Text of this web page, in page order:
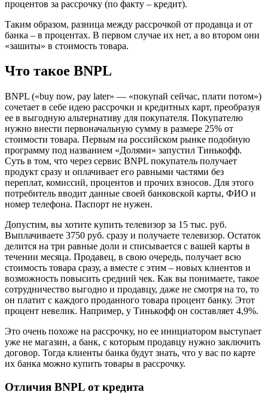
процентов за рассрочку (по факту – кредит).
Таким образом, разница между рассрочкой от продавца и от
банка – в процентах. В первом случае их нет, а во втором они
«зашиты» в стоимость товара.
Что такое BNPL
BNPL («buy now, pay later» — «покупай сейчас, плати потом»)
сочетает в себе идею рассрочки и кредитных карт, преобразуя
ее в выгодную альтернативу для покупателя. Покупателю
нужно внести первоначальную сумму в размере 25% от
стоимости товара. Первым на российском рынке подобную
программу под названием «Долями» запустил Тинькофф.
Суть в том, что через сервис BNPL покупатель получает
продукт сразу и оплачивает его равными частями без
переплат, комиссий, процентов и прочих взносов. Для этого
потребитель вводит данные своей банковской карты, ФИО и
номер телефона. Паспорт не нужен.
Допустим, вы хотите купить телевизор за 15 тыс. руб.
Выплачиваете 3750 руб. сразу и получаете телевизор. Остаток
делится на три равные доли и списывается с вашей карты в
течении месяца. Продавец, в свою очередь, получает всю
стоимость товара сразу, а вместе с этим – новых клиентов и
возможность повысить средний чек. Как вы понимаете, такое
сотрудничество выгодно и продавцу, даже не смотря на то, то
он платит с каждого проданного товара процент банку. Этот
процент невелик. Например, у Тинькофф он составляет 4,9%.
Это очень похоже на рассрочку, но ее инициатором выступает
уже не магазин, а банк, с которым продавцу нужно заключить
договор. Тогда клиенты банка будут знать, что у вас по карте
их банка можно купить товары в рассрочку.
Отличия BNPL от кредита